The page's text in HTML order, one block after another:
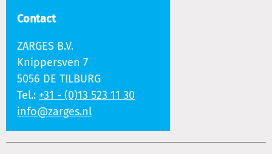
Contact
ZARGES B.V.
Knippersven 7
5056 DE TILBURG
Tel.: +31 - (0)13 523 11 30
info@zarges.nl